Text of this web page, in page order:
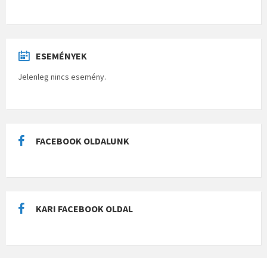
ESEMÉNYEK
Jelenleg nincs esemény.
FACEBOOK OLDALUNK
KARI FACEBOOK OLDAL